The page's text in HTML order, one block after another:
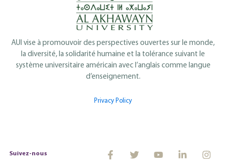
AUI vise à promouvoir des perspectives ouvertes sur le monde,
la diversité, la solidarité humaine et la tolérance suivant le
système universitaire américain avec l’anglais comme langue
d’enseignement.
Privacy Policy
Suivez-nous